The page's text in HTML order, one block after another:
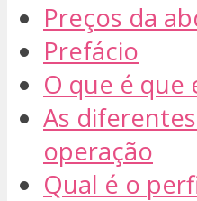
Preços da
Prefácio
O que é que
As
operação
Qual é o